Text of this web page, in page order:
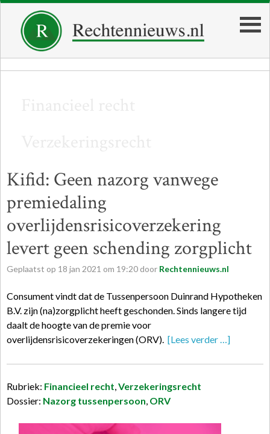
Kifid: Geen nazorg vanwege
premiedaling
overlijdensrisicoverzekering
levert geen schending zorgplicht
Geplaatst op 18 jan 2021 om 19:20 door Rechtennieuws.nl
Consument vindt dat de Tussenpersoon Duinrand Hypotheken
B.V. zijn (na)zorgplicht heeft geschonden. Sinds langere tijd
daalt de hoogte van de premie voor
overlijdensrisicoverzekeringen (ORV). [Lees verder …]
Rubriek: Financieel recht,Verzekeringsrecht
Dossier: Nazorg tussenpersoon, ORV